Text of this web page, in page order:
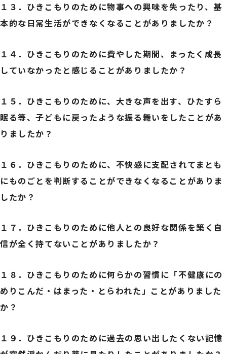
１３． ひきこもりのために物事への興味を失ったり、基
本的な日常生活ができなくなることがありましたか？
１４． ひきこもりのために費やした期間、まったく成長
していなかったと感じることがありましたか？
１５． ひきこもりのために、大きな声を出す、ひたすら
眠る等、子どもに戻ったような振る舞いをしたことがあ
りましたか？
１６． ひきこもりのために、不快感に支配されてまとも
にものごとを判断することができなくなることがありま
したか？
１７． ひきこもりのために他人との良好な関係を築く自
信が全く持てないことがありましたか？
１８． ひきこもりのために何らかの習慣に「不健康にの
めりこんだ・はまった・とらわれた」ことがありました
か？
１９． ひきこもりのために過去の思い出したくない記憶